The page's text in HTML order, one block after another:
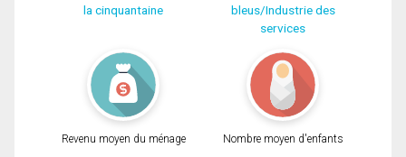
la cinquantaine
bleus/Industrie des
services
Revenu moyen du ménage Nombre moyen d'enfants